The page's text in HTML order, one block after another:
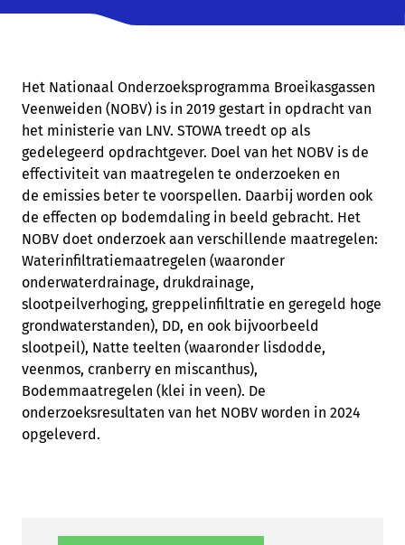
Het Nationaal Onderzoeksprogramma Broeikasgassen
Veenweiden (NOBV) is in 2019 gestart in opdracht van
het ministerie van LNV. STOWA treedt op als
gedelegeerd opdrachtgever. Doel van het NOBV is de
effectiviteit van maatregelen te onderzoeken en
de emissies beter te voorspellen. Daarbij worden ook
de effecten op bodemdaling in beeld gebracht. Het
NOBV doet onderzoek aan verschillende maatregelen:
Waterinfiltratiemaatregelen (waaronder
onderwaterdrainage, drukdrainage,
slootpeilverhoging, greppelinfiltratie en geregeld hoge
grondwaterstanden), DD, en ook bijvoorbeeld
slootpeil), Natte teelten (waaronder lisdodde,
veenmos, cranberry en miscanthus),
Bodemmaatregelen (klei in veen). De
onderzoeksresultaten van het NOBV worden in 2024
opgeleverd.